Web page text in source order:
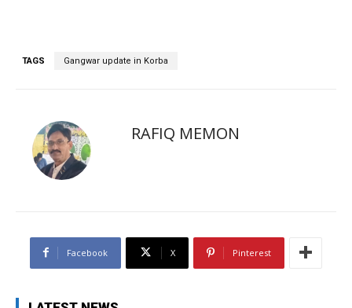
TAGS Gangwar update in Korba
RAFIQ MEMON
Facebook X Pinterest